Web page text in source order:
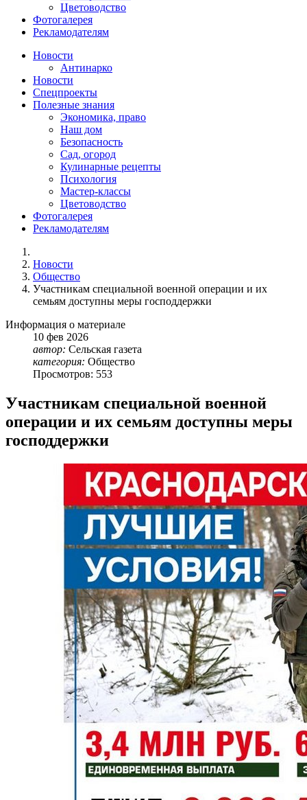
Цветоводство
Фотогалерея
Рекламодателям
Новости
Антинарко
Новости
Спецпроекты
Полезные знания
Экономика, право
Наш дом
Безопасность
Сад, огород
Кулинарные рецепты
Психология
Мастер-классы
Цветоводство
Фотогалерея
Рекламодателям
Новости
Общество
Участникам специальной военной операции и их
семьям доступны меры господдержки
Информация о материале
10 фев 2026
автор: Сельская газета
категория: Общество
Просмотров: 553
Участникам специальной военной
операции и их семьям доступны меры
господдержки